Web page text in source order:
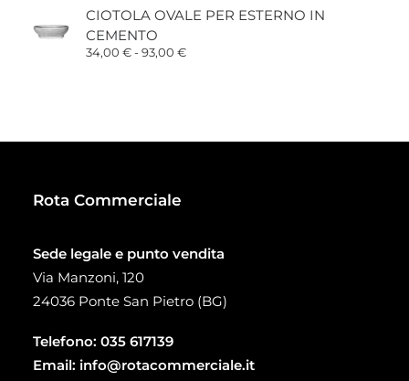
prezzo:
da
a
CIOTOLA OVALE PER ESTERNO IN
CEMENTO
34,00 €-93,00 €Fascia
Rota Commerciale
Sede legale e punto vendita
Via Manzoni, 120
24036 Ponte San Pietro (BG)
Telefono: 035 617139
Email: info@rotacommerciale.it